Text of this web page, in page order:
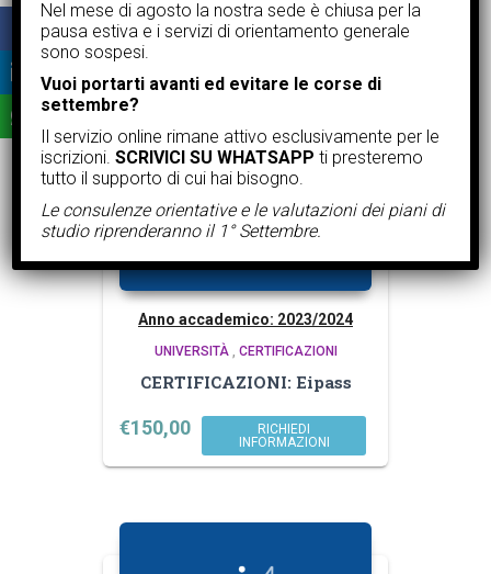
Related products
Anno accademico: 2023/2024
UNIVERSITÀ, CERTIFICAZIONI
CERTIFICAZIONI: Eipass
€150,00
RICHIEDI
INFORMAZIONI
Nel mese di agosto la nostra sede è chiusa per la
pausa estiva e i servizi di orientamento generale
sono sospesi.
Vuoi portarti avanti ed evitare le corse di
settembre?
Il servizio online rimane attivo esclusivamente per le
iscrizioni.SCRIVICI SU WHATSAPP ti presteremo
tutto il supporto di cui hai bisogno.
Le consulenze orientative e le valutazioni dei piani di
studio riprenderanno il 1° Settembre.